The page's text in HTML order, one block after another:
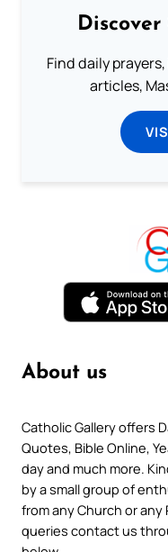
Find daily
articles,
About us
Catholic Gallery offers
Quotes, Bible Online,
day and much more.
by a small group of
from any Church or any
queries contact us